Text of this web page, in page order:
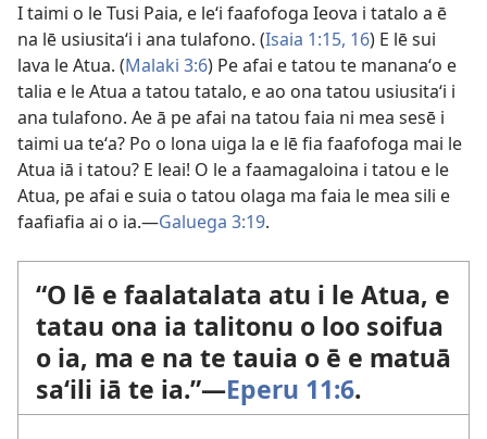
I taimi o le Tusi Paia, e leʻi faafofoga Ieova i tatalo a ē
na lē usiusitaʻi i ana tulafono. (Isaia 1:15, 16) E lē sui
lava le Atua. (Malaki 3:6) Pe afai e tatou te mananaʻo e
talia e le Atua a tatou tatalo, e ao ona tatou usiusitaʻi i
ana tulafono. Ae ā pe afai na tatou faia ni mea sesē i
taimi ua teʻa? Po o lona uiga la e lē fia faafofoga mai le
Atua iā i tatou? E leai! O le a faamagaloina i tatou e le
Atua, pe afai e suia o tatou olaga ma faia le mea sili e
faafiafia ai o ia.—Galuega 3:19.
“O lē e faalatalata atu i le Atua, e
tatau ona ia talitonu o loo soifua
o ia, ma e na te tauia o ē e matuā
saʻili iā te ia.”—Eperu 11:6.